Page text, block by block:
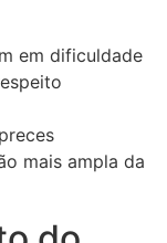
em dificuldade
mais ampla da